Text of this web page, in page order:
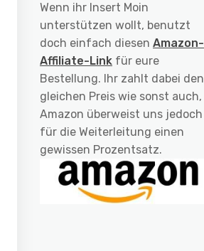
Wenn ihr Insert Moin
unterstützen wollt, benutzt
doch einfach diesen Amazon-
Affiliate-Link für eure
Bestellung. Ihr zahlt dabei den
gleichen Preis wie sonst auch,
Amazon überweist uns jedoch
für die Weiterleitung einen
gewissen Prozentsatz.